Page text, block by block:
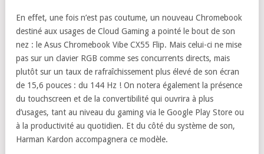
En effet, une fois n’est pas coutume, un nouveau Chromebook
destiné aux usages de Cloud Gaming a pointé le bout de son
nez : le Asus Chromebook Vibe CX55 Flip. Mais celui-ci ne mise
pas sur un clavier RGB comme ses concurrents directs, mais
plutôt sur un taux de rafraîchissement plus élevé de son écran
de 15,6 pouces : du 144 Hz ! On notera également la présence
du touchscreen et de la convertibilité qui ouvrira à plus
d’usages, tant au niveau du gaming via le Google Play Store ou
à la productivité au quotidien. Et du côté du système de son,
Harman Kardon accompagnera ce modèle.